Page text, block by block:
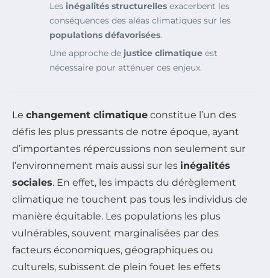
Les inégalités structurelles exacerbent les
conséquences des aléas climatiques sur les
populations défavorisées.
Une approche de justice climatique est
nécessaire pour atténuer ces enjeux.
Le changement climatique constitue l’un des
défis les plus pressants de notre époque, ayant
d’importantes répercussions non seulement sur
l’environnement mais aussi sur les inégalités
sociales. En effet, les impacts du dérèglement
climatique ne touchent pas tous les individus de
manière équitable. Les populations les plus
vulnérables, souvent marginalisées par des
facteurs économiques, géographiques ou
culturels, subissent de plein fouet les effets